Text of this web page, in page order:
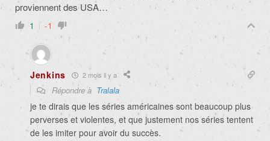
proviennent des USA…
1 -1
Jenkins 2 mois il y a
Répondre à Tralala
je te dirais que les séries américaines sont beaucoup plus
perverses et violentes, et que justement nos séries tentent
de les imiter pour avoir du succès.